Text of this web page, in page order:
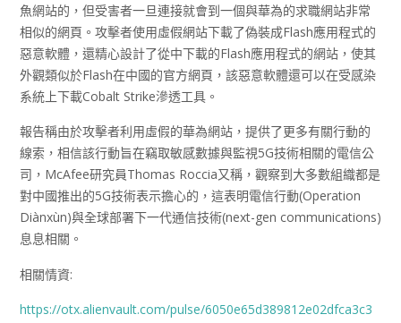
魚網站的，但受害者一旦連接就會到一個與華為的求職網站非常
相似的網頁。攻擊者使用虛假網站下載了偽裝成Flash應用程式的
惡意軟體，還精心設計了從中下載的Flash應用程式的網站，使其
外觀類似於Flash在中國的官方網頁，該惡意軟體還可以在受感染
系統上下載Cobalt Strike滲透工具。
報告稱由於攻擊者利用虛假的華為網站，提供了更多有關行動的
線索，相信該行動旨在竊取敏感數據與監視5G技術相關的電信公
司，McAfee研究員Thomas Roccia又稱，觀察到大多數組織都是
對中國推出的5G技術表示擔心的，這表明電信行動(Operation
Diànxùn)與全球部署下一代通信技術(next-gen communications)
息息相關。
相關情資:
https://otx.alienvault.com/pulse/6050e65d389812e02dfca3c3